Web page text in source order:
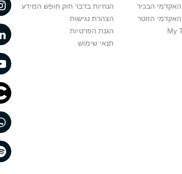
האקדמי הבכיר
האקדמי הזוטר
הנחיות בדבר חוק חופש המידע
הצהרת נגישות
הגנת הפרטיות
תנאי שימוש